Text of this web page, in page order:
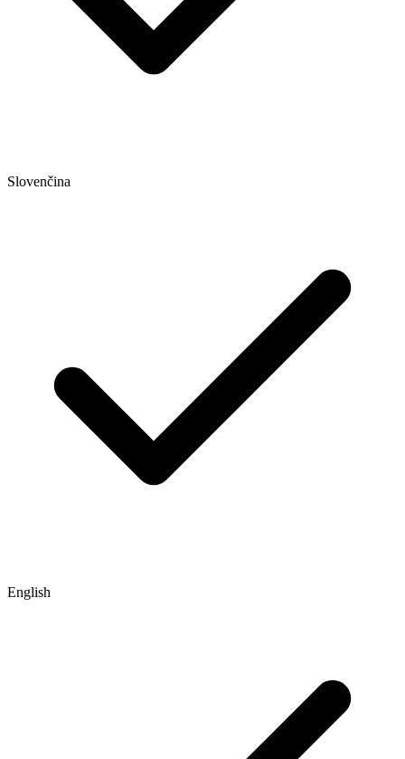
Slovenčina
English